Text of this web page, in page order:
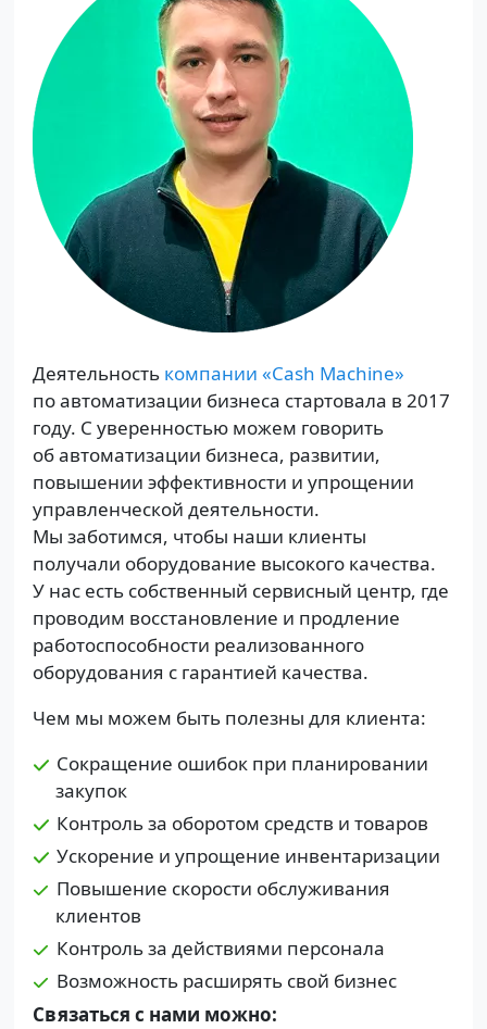
Деятельность компании «Cash Machine»
по автоматизации бизнеса стартовала в 2017
году. С уверенностью можем говорить
об автоматизации бизнеса, развитии,
повышении эффективности и упрощении
управленческой деятельности.
Мы заботимся, чтобы наши клиенты
получали оборудование высокого качества.
У нас есть собственный сервисный центр, где
проводим восстановление и продление
работоспособности реализованного
оборудования с гарантией качества.
Чем мы можем быть полезны для клиента:
Сокращение ошибок при планировании
закупок
Контроль за оборотом средств и товаров
Ускорение и упрощение инвентаризации
Повышение скорости обслуживания
клиентов
Контроль за действиями персонала
Возможность расширять свой бизнес
Связаться с нами можно: